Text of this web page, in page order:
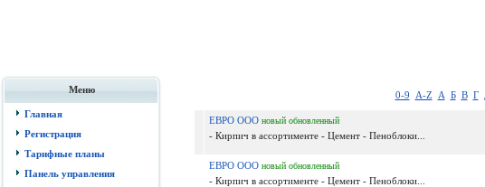
Меню
Главная
Регистрация
Тарифные планы
Панель управления
0-9 A-Z А Б В Г
ЕВРО ООО новый обновленный
- Кирпич в ассортименте - Цемент - Пеноблоки...
ЕВРО ООО новый обновленный
- Кирпич в ассортименте - Цемент - Пеноблоки...